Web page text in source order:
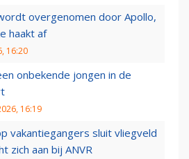
overgenomen door Apollo,
haakt af
16:20
onbekende jongen in de
16:19
vakantiegangers sluit vliegveld
zich aan bij ANVR